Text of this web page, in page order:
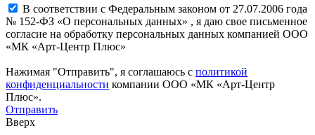
В соответствии с Федеральным законом от 27.07.2006 года
№ 152-ФЗ «О персональных данных» , я даю свое письменное
согласие на обработку персональных данных компанией ООО
«МК «Арт-Центр Плюс»
Нажимая "Отправить", я соглашаюсь с политикой
конфиденциальности компании ООО «МК «Арт-Центр
Плюс».
Отправить
Вверх